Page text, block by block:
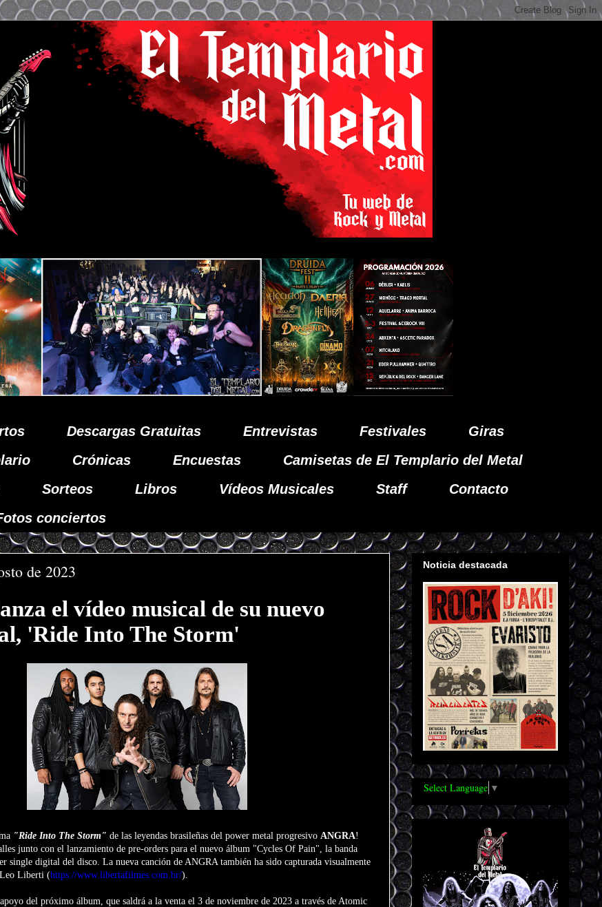
Descargas Gratuitas Entrevistas Festivales
Giras
Crónicas Encuestas
Camisetas de El Templario del Metal
Sorteos Libros Vídeos Musicales Staff
Contacto
conciertos
de 2023
el vídeo musical de su nuevo
'Ride Into The Storm'
"Ride Into The Storm" de las leyendas brasileñas del power metal progresivo ANGRA!
junto con el lanzamiento de pre-orders para el nuevo álbum "Cycles Of Pain", la banda
single digital del disco. La nueva canción de ANGRA también ha sido capturada visualmente
Liberti (https://www.libertafilmes.com.br/).
del próximo álbum, que saldrá a la venta el 3 de noviembre de 2023 a través de Atomic
Noticia destacada
Select Language ▼